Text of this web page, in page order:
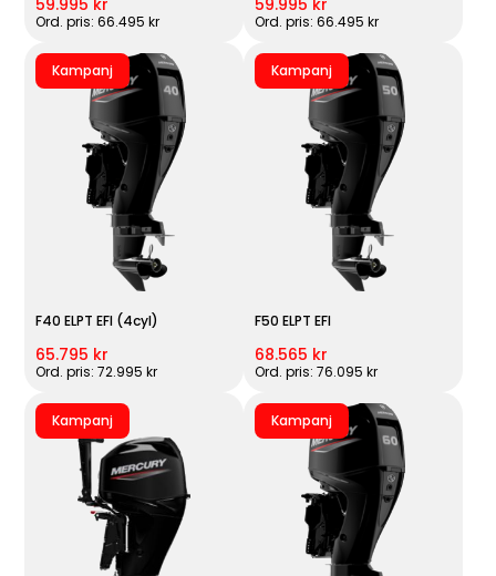
Ord. pris: 66.495 kr Ord. pris: 66.495 kr
Kampanj
F40 ELPT EFI (4cyl)
65.795 kr
Ord. pris: 72.995 kr
Kampanj
F50 ELPT EFI
68.565 kr
Ord. pris: 76.095 kr
Kampanj Kampanj